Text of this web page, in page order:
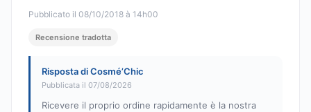
Pubblicato il 08/10/2018 à 14h00
Recensione tradotta
Risposta di Cosmé’Chic
Pubblicata il 07/08/2026
Ricevere il proprio ordine rapidamente è la nostra